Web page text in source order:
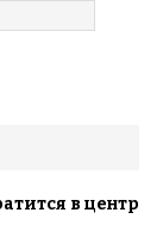
в центр